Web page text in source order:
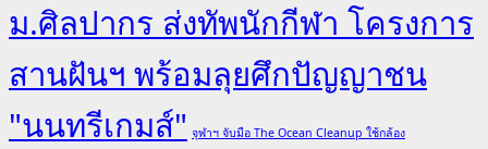
ม.ศิลปากร ส่งทัพนักกีฬา โครงการ
สานฝันฯ พร้อมลุยศึกปัญญาชน
"นนทรีเกมส์" จุฬาฯ จับมือ The Ocean Cleanup ใช้กล้อง